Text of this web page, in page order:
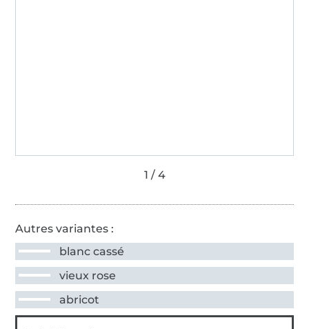
Autres variantes :
blanc cassé
vieux rose
abricot